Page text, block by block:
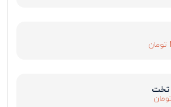
تومان
تخت
تومان